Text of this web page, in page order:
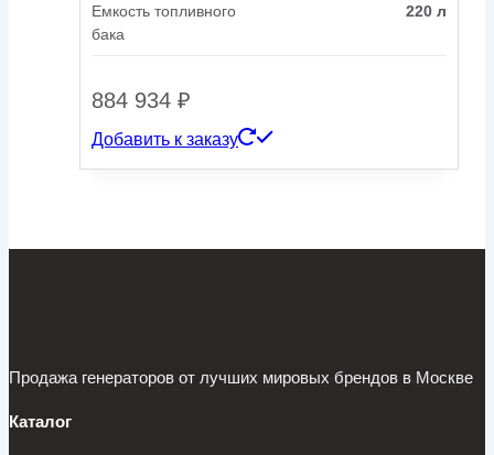
Емкость топливного
бака
220 л
884 934 ₽
Добавить к заказу
Продажа генераторов от лучших мировых брендов в Москве
Каталог